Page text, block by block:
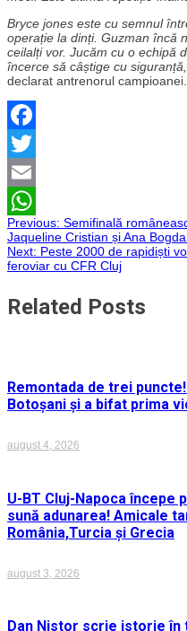
Bryce jones este cu semnul
operație la dinți. Guzman încă
ceilalți vor. Jucăm cu o echipă
încerce să câștige cu
declarat antrenorul campioanei.
Facebook
Twitter
Email
WhatsApp
Navigare
în
articole
Previous: Semifinală
Jaqueline Cristian și Ana
Next: Peste 2000 de rapidiști
feroviar cu CFR Cluj
Related Posts
Remontada de trei
Botoșani și a bifat prima
august 4, 2026
U-BT Cluj-Napoca începe
sună adunarea! Amicale
România,Turcia și Grecia
august 3, 2026
Dan Nistor scrie istorie